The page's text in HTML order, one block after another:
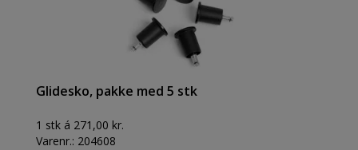
Glidesko, pakke med 5 stk
1 stk á 271,00 kr.
Varenr.: 204608